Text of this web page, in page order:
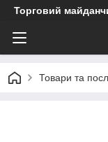
Торговий
Товари та